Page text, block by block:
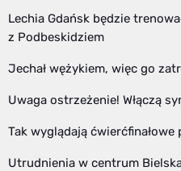
Lechia Gdańsk będzie
z Podbeskidziem
Jechał wężykiem, więc go
Uwaga ostrzeżenie! Włączą
Tak wyglądają
Utrudnienia w centrum